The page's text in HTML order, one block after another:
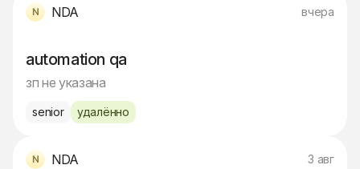
NDA вчера
automation qa
зп не указана
senior удалённо
NDA 3 авг